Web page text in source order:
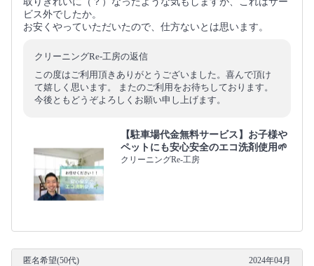
ビス外でしたか。
お安くやっていただいたので、仕方ないとは思います。
クリーニングRe-工房の返信
この度はご利用頂きありがとうございました。喜んで頂け
て嬉しく思います。 またのご利用をお待ちしております。
今後ともどうぞよろしくお願い申し上げます。
【駐車場代金無料サービス】お子様や
ペットにも安心安全のエコ洗剤使用🌱
クリーニングRe-工房
匿名希望(50代) 2024年04月